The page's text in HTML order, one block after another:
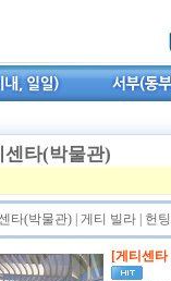
센타(박물관)
타(박물관) 게티 빌라 헌
[게티센